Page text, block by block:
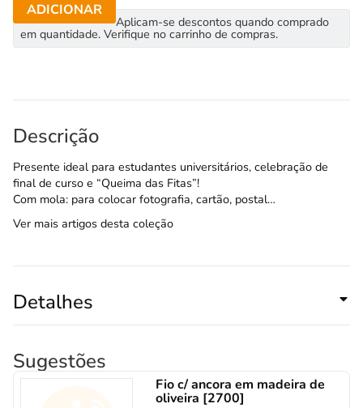
ADICIONAR
Aplicam-se descontos quando comprado
em quantidade. Verifique no carrinho de compras.
Descrição
Presente ideal para estudantes universitários, celebração de
final de curso e “Queima das Fitas”!
Com mola: para colocar fotografia, cartão, postal…
Ver mais artigos desta coleção
Detalhes
Sugestões
Fio c/ ancora em madeira de
oliveira [2700]